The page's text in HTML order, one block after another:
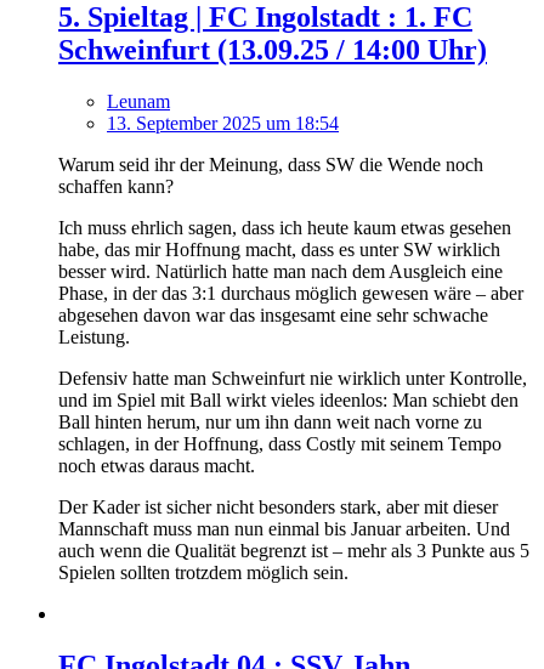
5. Spieltag | FC Ingolstadt : 1. FC
Schweinfurt (13.09.25 / 14:00 Uhr)
Leunam
13. September 2025 um 18:54
Warum seid ihr der Meinung, dass SW die Wende noch
schaffen kann?
Ich muss ehrlich sagen, dass ich heute kaum etwas gesehen
habe, das mir Hoffnung macht, dass es unter SW wirklich
besser wird. Natürlich hatte man nach dem Ausgleich eine
Phase, in der das 3:1 durchaus möglich gewesen wäre – aber
abgesehen davon war das insgesamt eine sehr schwache
Leistung.
Defensiv hatte man Schweinfurt nie wirklich unter Kontrolle,
und im Spiel mit Ball wirkt vieles ideenlos: Man schiebt den
Ball hinten herum, nur um ihn dann weit nach vorne zu
schlagen, in der Hoffnung, dass Costly mit seinem Tempo
noch etwas daraus macht.
Der Kader ist sicher nicht besonders stark, aber mit dieser
Mannschaft muss man nun einmal bis Januar arbeiten. Und
auch wenn die Qualität begrenzt ist – mehr als 3 Punkte aus 5
Spielen sollten trotzdem möglich sein.